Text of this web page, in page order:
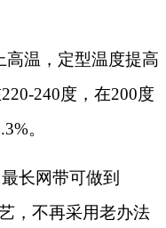
高温，定型温度提高
240度，在200度
。
长网带可做到
，不再采用老办法